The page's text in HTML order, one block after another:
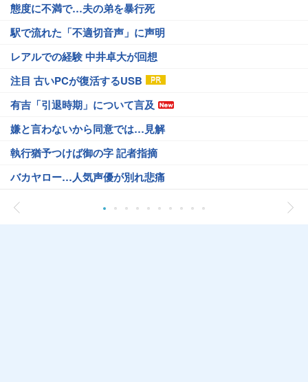
態度に不満で…夫の弟を暴行死
駅で流れた「不適切音声」に声明
レアルでの経験 中井卓大が回想
注目 古いPCが復活するUSB
有吉「引退時期」について言及
嫌と言わないから同意では…見解
執行猶予つけば御の字 記者指摘
バカヤロー…人気声優が別れ悲痛